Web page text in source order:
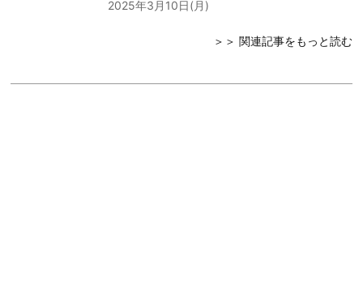
2025年3月10日(月)
＞＞ 関連記事をもっと読む